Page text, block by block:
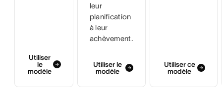
Utiliser
le
modèle
leur
planification
à leur
achèvement.
Utiliser le
modèle
Utiliser ce
modèle